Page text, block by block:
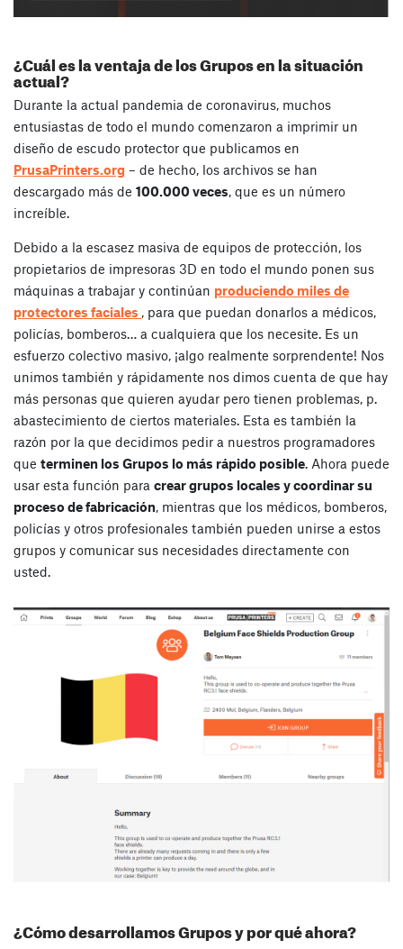
¿Cuál es la ventaja de los Grupos en la situación
actual?
Durante la actual pandemia de coronavirus, muchos
entusiastas de todo el mundo comenzaron a imprimir un
diseño de escudo protector que publicamos en
PrusaPrinters.org – de hecho, los archivos se han
descargado más de 100.000 veces, que es un número
increíble.
Debido a la escasez masiva de equipos de protección, los
propietarios de impresoras 3D en todo el mundo ponen sus
máquinas a trabajar y continúan produciendo miles de
protectores faciales , para que puedan donarlos a médicos,
policías, bomberos… a cualquiera que los necesite. Es un
esfuerzo colectivo masivo, ¡algo realmente sorprendente! Nos
unimos también y rápidamente nos dimos cuenta de que hay
más personas que quieren ayudar pero tienen problemas, p.
abastecimiento de ciertos materiales. Esta es también la
razón por la que decidimos pedir a nuestros programadores
que terminen los Grupos lo más rápido posible. Ahora puede
usar esta función para crear grupos locales y coordinar su
proceso de fabricación, mientras que los médicos, bomberos,
policías y otros profesionales también pueden unirse a estos
grupos y comunicar sus necesidades directamente con
usted.
¿Cómo desarrollamos Grupos y por qué ahora?